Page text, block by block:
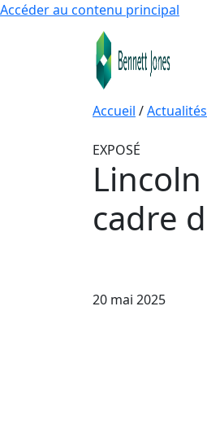
Accéder au contenu principal
Accueil /Actualités
EXPOSÉ
cadre
20 mai 2025